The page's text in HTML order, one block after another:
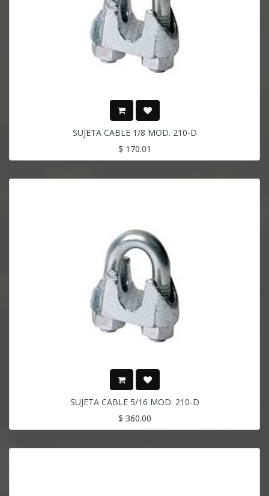
SUJETA CABLE 1/8 MOD. 210-D
$ 170.01
SUJETA CABLE 5/16 MOD. 210-D
$ 360.00